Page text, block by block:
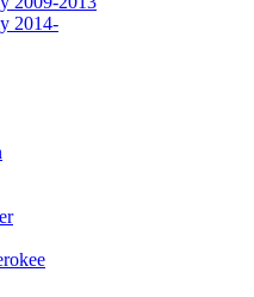
2014-